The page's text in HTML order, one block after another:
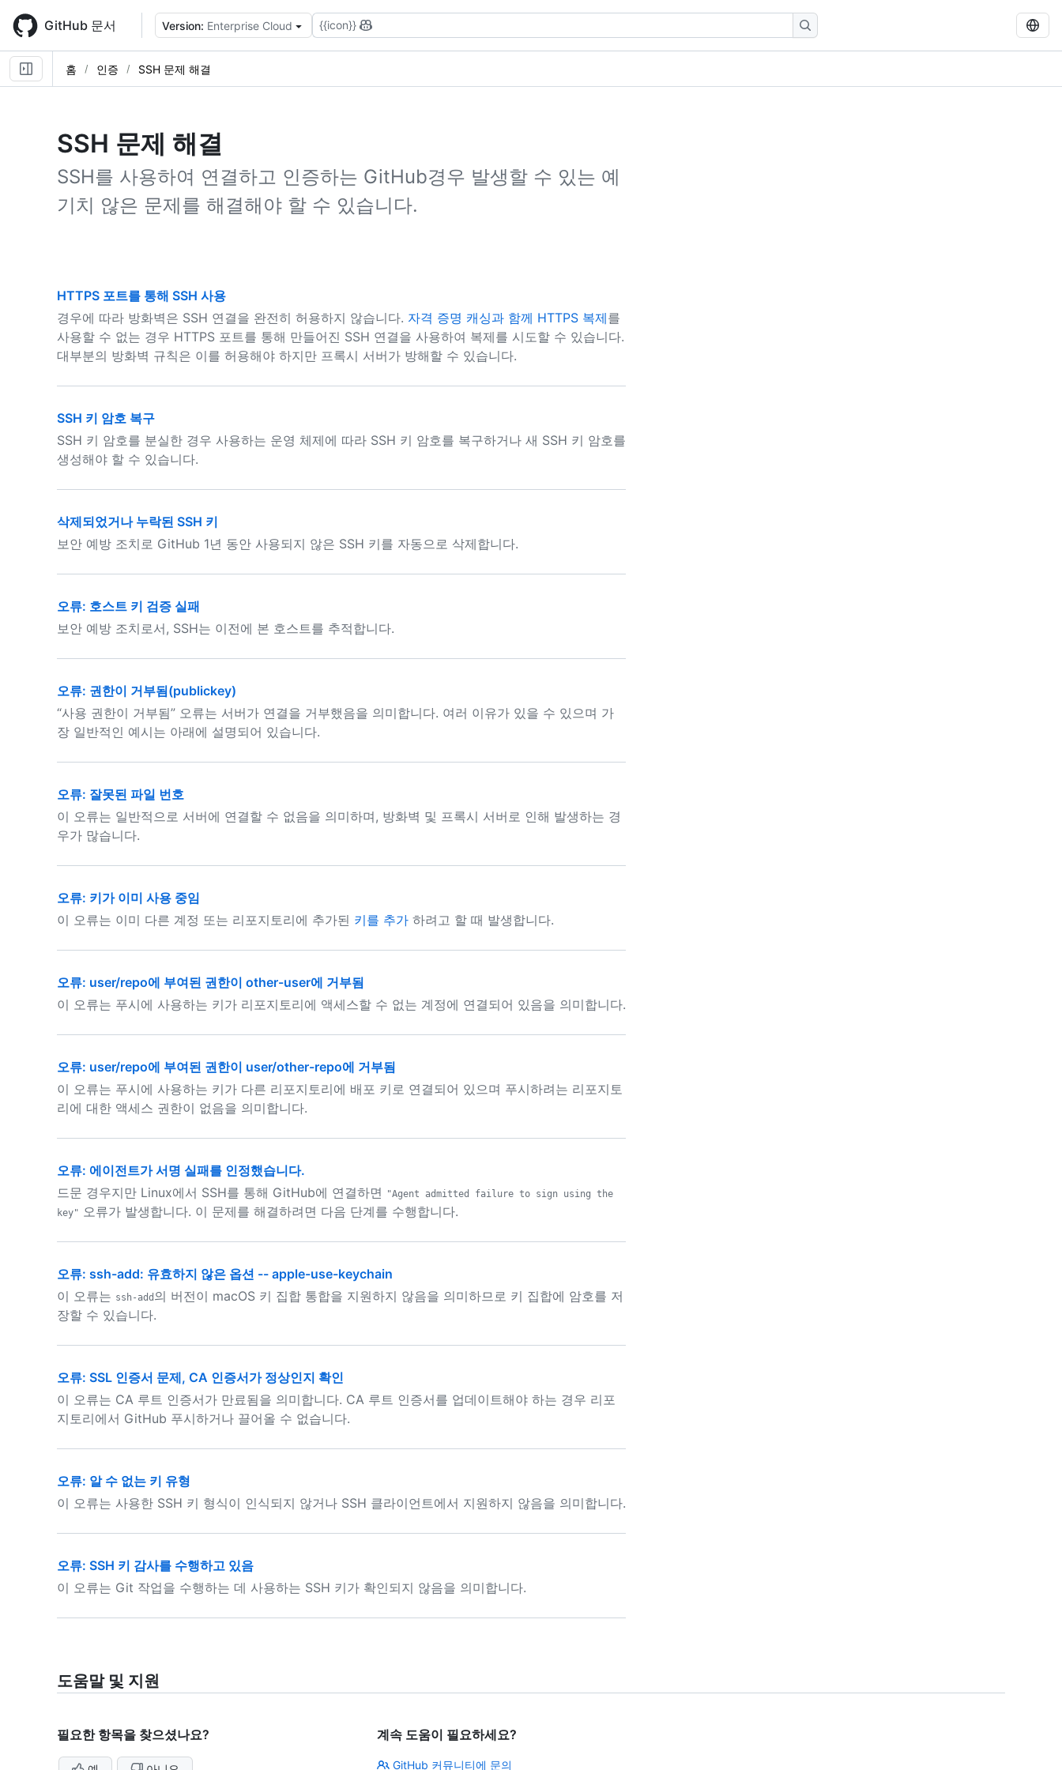
main
content
GitHub 문서 Version: Enterprise Cloud {{icon}}
홈 인증 SSH 문제 해결
SSH 문제 해결
SSH를 사용하여 연결하고 인증하는 GitHub경우 발생할 수 있는 예
기치 않은 문제를 해결해야 할 수 있습니다.
HTTPS 포트를 통해 SSH 사용
경우에 따라 방화벽은 SSH 연결을 완전히 허용하지 않습니다. 자격 증명 캐싱과 함께 HTTPS 복제를
사용할 수 없는 경우 HTTPS 포트를 통해 만들어진 SSH 연결을 사용하여 복제를 시도할 수 있습니다.
대부분의 방화벽 규칙은 이를 허용해야 하지만 프록시 서버가 방해할 수 있습니다.
SSH 키 암호 복구
SSH 키 암호를 분실한 경우 사용하는 운영 체제에 따라 SSH 키 암호를 복구하거나 새 SSH 키 암호를
생성해야 할 수 있습니다.
삭제되었거나 누락된 SSH 키
보안 예방 조치로 GitHub 1년 동안 사용되지 않은 SSH 키를 자동으로 삭제합니다.
오류: 호스트 키 검증 실패
보안 예방 조치로서, SSH는 이전에 본 호스트를 추적합니다.
오류: 권한이 거부됨(publickey)
“사용 권한이 거부됨” 오류는 서버가 연결을 거부했음을 의미합니다. 여러 이유가 있을 수 있으며 가
장 일반적인 예시는 아래에 설명되어 있습니다.
오류: 잘못된 파일 번호
이 오류는 일반적으로 서버에 연결할 수 없음을 의미하며, 방화벽 및 프록시 서버로 인해 발생하는 경
우가 많습니다.
오류: 키가 이미 사용 중임
이 오류는 이미 다른 계정 또는 리포지토리에 추가된 키를 추가 하려고 할 때 발생합니다.
오류: user/repo에 부여된 권한이 other-user에 거부됨
이 오류는 푸시에 사용하는 키가 리포지토리에 액세스할 수 없는 계정에 연결되어 있음을 의미합니다.
오류: user/repo에 부여된 권한이 user/other-repo에 거부됨
이 오류는 푸시에 사용하는 키가 다른 리포지토리에 배포 키로 연결되어 있으며 푸시하려는 리포지토
리에 대한 액세스 권한이 없음을 의미합니다.
오류: 에이전트가 서명 실패를 인정했습니다.
드문 경우지만 Linux에서 SSH를 통해 GitHub에 연결하면
"Agent admitted failure to sign using the
key" 오류가 발생합니다. 이 문제를 해결하려면 다음 단계를 수행합니다.
오류: ssh-add: 유효하지 않은 옵션 -- apple-use-keychain
이 오류는 ssh-add 의 버전이 macOS 키 집합 통합을 지원하지 않음을 의미하므로 키 집합에 암호를 저
장할 수 있습니다.
오류: SSL 인증서 문제, CA 인증서가 정상인지 확인
이 오류는 CA 루트 인증서가 만료됨을 의미합니다. CA 루트 인증서를 업데이트해야 하는 경우 리포
지토리에서 GitHub 푸시하거나 끌어올 수 없습니다.
오류: 알 수 없는 키 유형
이 오류는 사용한 SSH 키 형식이 인식되지 않거나 SSH 클라이언트에서 지원하지 않음을 의미합니다.
오류: SSH 키 감사를 수행하고 있음
이 오류는 Git 작업을 수행하는 데 사용하는 SSH 키가 확인되지 않음을 의미합니다.
도움말 및 지원
필요한 항목을 찾으셨나요? 계속 도움이 필요하세요?
GitHub 커뮤니티에 문의